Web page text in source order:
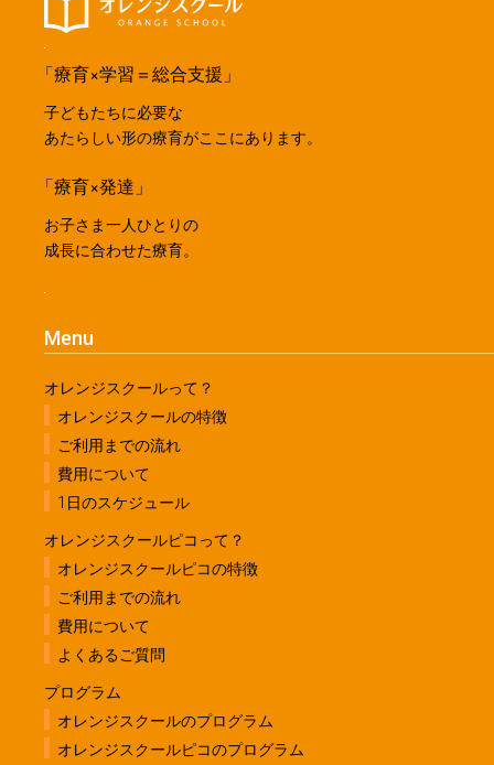
「療育×学習＝総合支援」
子どもたちに必要な
あたらしい形の療育がここにあります。
「療育×発達」
お子さま一人ひとりの
成長に合わせた療育。
Menu
オレンジスクールって？
オレンジスクールの特徴
ご利用までの流れ
費用について
1日のスケジュール
オレンジスクールピコって？
オレンジスクールピコの特徴
ご利用までの流れ
費用について
よくあるご質問
プログラム
オレンジスクールのプログラム
オレンジスクールピコのプログラム